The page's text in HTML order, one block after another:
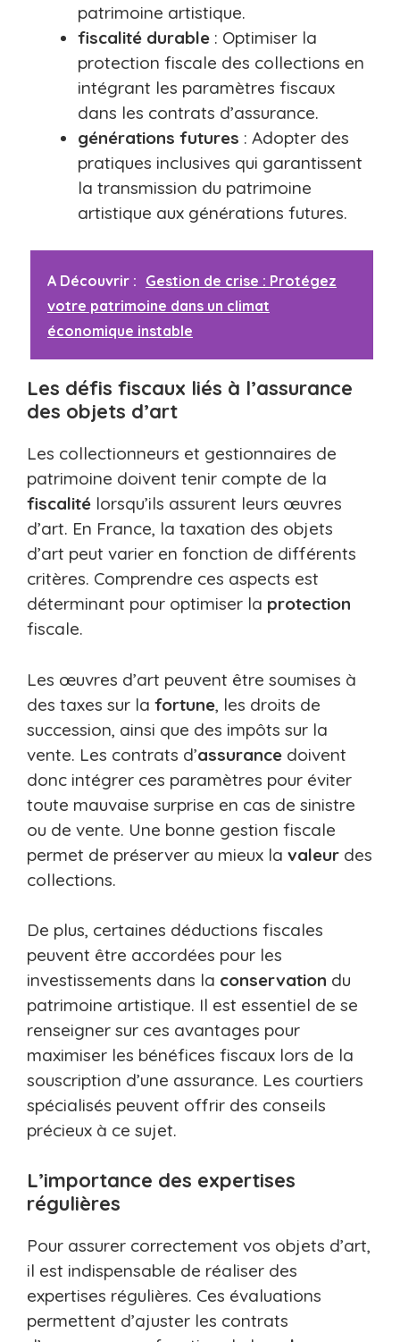
patrimoine artistique.
fiscalité durable : Optimiser la
protection fiscale des collections en
intégrant les paramètres fiscaux
dans les contrats d’assurance.
générations futures : Adopter des
pratiques inclusives qui garantissent
la transmission du patrimoine
artistique aux générations futures.
A Découvrir : Gestion de crise : Protégez
votre patrimoine dans un climat
économique instable
Les défis fiscaux liés à l’assurance
des objets d’art
Les collectionneurs et gestionnaires de
patrimoine doivent tenir compte de la
fiscalité lorsqu’ils assurent leurs œuvres
d’art. En France, la taxation des objets
d’art peut varier en fonction de différents
critères. Comprendre ces aspects est
déterminant pour optimiser la protection
fiscale.
Les œuvres d’art peuvent être soumises à
des taxes sur la fortune, les droits de
succession, ainsi que des impôts sur la
vente. Les contrats d’assurance doivent
donc intégrer ces paramètres pour éviter
toute mauvaise surprise en cas de sinistre
ou de vente. Une bonne gestion fiscale
permet de préserver au mieux la valeur des
collections.
De plus, certaines déductions fiscales
peuvent être accordées pour les
investissements dans la conservation du
patrimoine artistique. Il est essentiel de se
renseigner sur ces avantages pour
maximiser les bénéfices fiscaux lors de la
souscription d’une assurance. Les courtiers
spécialisés peuvent offrir des conseils
précieux à ce sujet.
L’importance des expertises
régulières
Pour assurer correctement vos objets d’art,
il est indispensable de réaliser des
expertises régulières. Ces évaluations
permettent d’ajuster les contrats